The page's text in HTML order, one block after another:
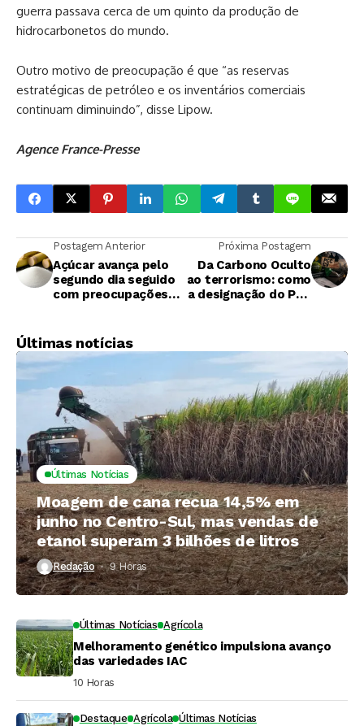
guerra passava cerca de um quinto da produção de
hidrocarbonetos do mundo.
Outro motivo de preocupação é que “as reservas
estratégicas de petróleo e os inventários comerciais
continuam diminuindo”, disse Lipow.
Agence France-Presse
Postagem Anterior
Açúcar avança pelo
segundo dia seguido
com preocupações
Próxima Postagem
Da Carbono Oculto
ao terrorismo: como
a designação do PCC
empresarial
Últimas notícias
Últimas Notícias
Moagem de cana recua 14,5% em
junho no Centro-Sul, mas vendas de
etanol superam 3 bilhões de litros
Redação 9 Horas ⁮
Últimas Notícias Agrícola
Melhoramento genético impulsiona avanço
das variedades IAC
10 Horas ⁮
Destaque Agrícola Últimas Notícias